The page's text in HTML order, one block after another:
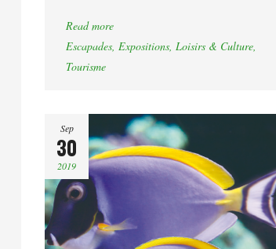
Read more
Escapades, Expositions, Loisirs & Culture,
Tourisme
Sep
30
2019